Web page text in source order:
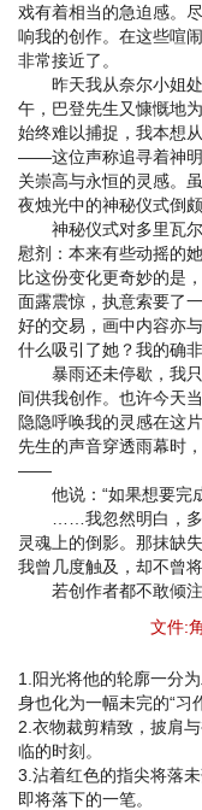
戏有着相当的急迫感。
响我的创作。在这些喧
非常接近了。
昨天我从奈尔小姐处
午，巴登先生又慷慨地
始终难以捕捉，我本想
——这位声称追寻着神明
关崇高与永恒的灵感。
夜烛光中的神秘仪式倒
神秘仪式对多里瓦尔
慰剂：本来有些动摇的
比这份变化更奇妙的是
面露震惊，执意索要了
好的交易，画中内容亦
什么吸引了她？我的确
暴雨还未停歇，我只
间供我创作。也许今天
隐隐呼唤我的灵感在这
先生的声音穿透雨幕时
——
他说：“如果想要完成
……我忽然明白，多里
灵魂上的倒影。那抹缺
我曾几度触及，却不曾
若创作者都不敢倾注
文件:
1.阳光将他的轮廓一分
身也化为一幅未完的“习作
2.衣物裁剪精致，披肩
临的时刻。
3.沾着红色的指尖将落
即将落下的一笔。